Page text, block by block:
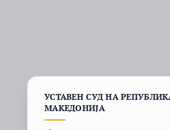
УСТАВЕН СУД НА
МАКЕДОНИЈА